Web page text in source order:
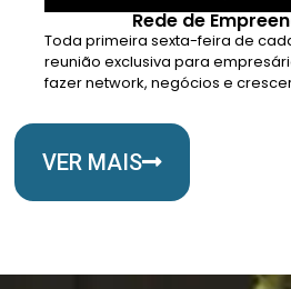
Rede de
Toda primeira sexta-feira de
reunião exclusiva para
fazer network, negócios e
VER MAIS